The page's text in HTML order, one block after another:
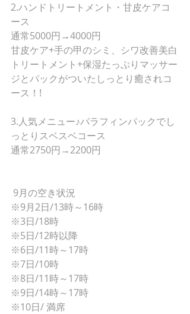
2.ハンドトリートメント・甘皮ケアコ
ース
通常5000円→4000円
甘皮ケア+手の甲のシミ、シワ改善美白
トリートメント+保湿たっぷりマッサー
ジとパックがついたしっとり癒されコ
ース！!
3.人気メニュー♪パラフィンパックでし
っとりスベスベコース
通常2750円→2200円
9月の空き状況
※9月2日/13時～16時
※3日/18時
※5日/12時以降
※6日/11時～17時
※7日/10時
※8日/11時～17時
※9日/14時～17時
※10日/ 満席